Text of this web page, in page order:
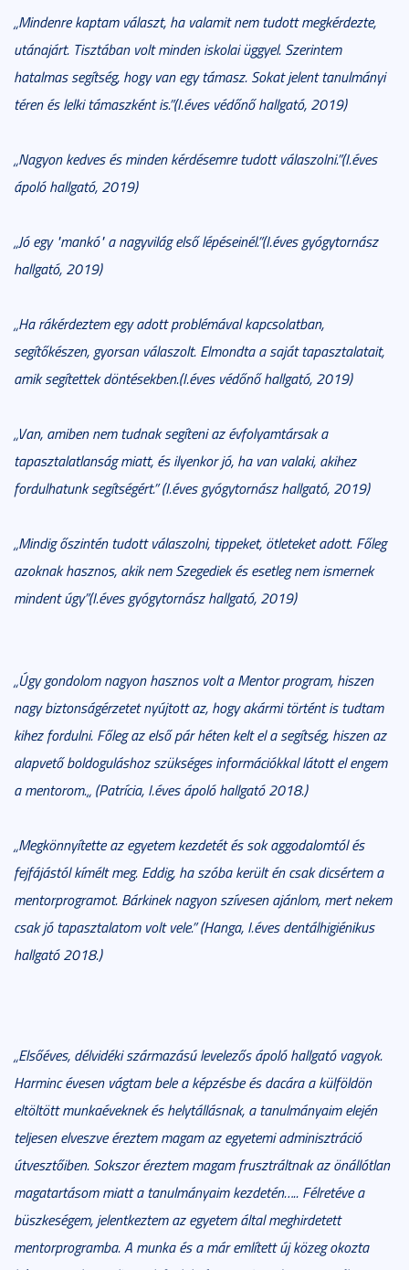
„Mindenre kaptam választ, ha valamit nem tudott megkérdezte,
utánajárt. Tisztában volt minden iskolai üggyel. Szerintem
hatalmas segítség, hogy van egy támasz. Sokat jelent tanulmányi
téren és lelki támaszként is.”(I.éves védőnő hallgató, 2019)
„Nagyon kedves és minden kérdésemre tudott válaszolni.”(I.éves
ápoló hallgató, 2019)
„Jó egy "mankó" a nagyvilág első lépéseinél.”(I.éves gyógytornász
hallgató, 2019)
„Ha rákérdeztem egy adott problémával kapcsolatban,
segítőkészen, gyorsan válaszolt. Elmondta a saját tapasztalatait,
amik segítettek döntésekben.(I.éves védőnő hallgató, 2019)
„Van, amiben nem tudnak segíteni az évfolyamtársak a
tapasztalatlanság miatt, és ilyenkor jó, ha van valaki, akihez
fordulhatunk segítségért.” (I.éves gyógytornász hallgató, 2019)
„Mindig őszintén tudott válaszolni, tippeket, ötleteket adott. Főleg
azoknak hasznos, akik nem Szegediek és esetleg nem ismernek
mindent úgy”(I.éves gyógytornász hallgató, 2019)
„Úgy gondolom nagyon hasznos volt a Mentor program, hiszen
nagy biztonságérzetet nyújtott az, hogy akármi történt is tudtam
kihez fordulni. Főleg az első pár héten kelt el a segítség, hiszen az
alapvető boldoguláshoz szükséges információkkal látott el engem
a mentorom.„ (Patrícia, I.éves ápoló hallgató 2018.)
„Megkönnyítette az egyetem kezdetét és sok aggodalomtól és
fejfájástól kímélt meg. Eddig, ha szóba került én csak dicsértem a
mentorprogramot. Bárkinek nagyon szívesen ajánlom, mert nekem
csak jó tapasztalatom volt vele.” (Hanga, I.éves dentálhigiénikus
hallgató 2018.)
„Elsőéves, délvidéki származású levelezős ápoló hallgató vagyok.
Harminc évesen vágtam bele a képzésbe és dacára a külföldön
eltöltött munkaéveknek és helytállásnak, a tanulmányaim elején
teljesen elveszve éreztem magam az egyetemi adminisztráció
útvesztőiben. Sokszor éreztem magam frusztráltnak az önállótlan
magatartásom miatt a tanulmányaim kezdetén….. Félretéve a
büszkeségem, jelentkeztem az egyetem által meghirdetett
mentorprogramba. A munka és a már említett új közeg okozta